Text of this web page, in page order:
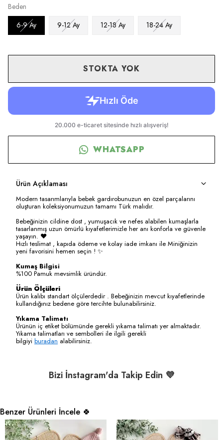
Beden
6-9 Ay
9-12 Ay 12-18 Ay 18-24 Ay
STOKTA YOK
WHATSAPP
Ürün Açıklaması
Modern tasarımlarıyla bebek gardırobunuzun en özel parçalarını
oluşturan koleksiyonumuzun tamamı Türk malıdır.
Bebeğinizin cildine dost , yumuşacık ve nefes alabilen kumaşlarla
tasarlanmış uzun ömürlü kıyafetlerimizle her anı konforla ve güvenle
yaşayın. ❤️
Hızlı teslimat , kapıda ödeme ve kolay iade imkanı ile Miniğinizin
yeni favorisini hemen seçin ! ✨
Kumaş Bilgisi
%100 Pamuk mevsimlik üründür.
Ürün Ölçüleri
Ürün kalıbı standart ölçülerdedir . Bebeğinizin mevcut kıyafetlerinde
kullandığınız bedene göre tercihte bulunabilirsiniz.
Yıkama Talimatı
Ürünün iç etiket bölümünde gerekli yıkama talimatı yer almaktadır.
Yıkama talimatları ve sembolleri ile ilgili gerekli
bilgiyi buradan alabilirsiniz.
Bizi İnstagram'da Takip Edin 💜
Benzer Ürünleri İncele 🍀